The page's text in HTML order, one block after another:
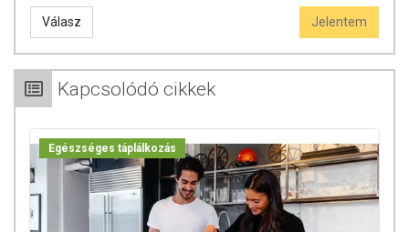
Válasz Jelentem
Kapcsolódó cikkek
Egészséges táplálkozás